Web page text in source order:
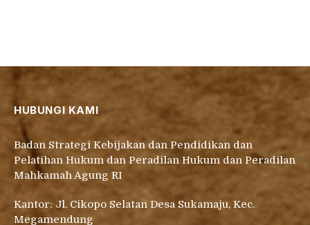
HUBUNGI KAMI
Badan Strategi Kebijakan dan Pendidikan dan
Pelatihan Hukum dan Peradilan Hukum dan Peradilan
Mahkamah Agung RI
Kantor: Jl. Cikopo Selatan Desa Sukamaju, Kec.
Megamendung